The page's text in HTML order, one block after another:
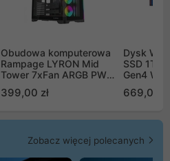
Obudowa komputerowa
Rampage LYRON Mid
Tower 7xFan ARGB PWM
399,00 zł
Dysk WD
SSD 1TB
Gen4
669,00
Zobacz więcej polecanych